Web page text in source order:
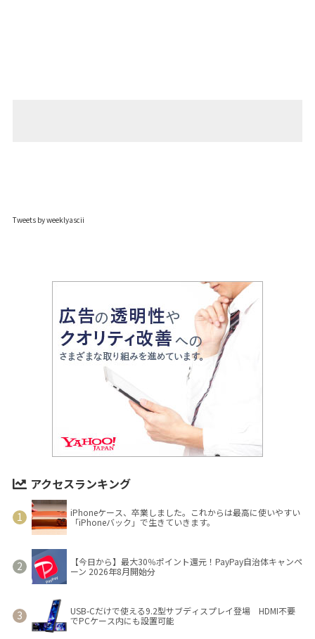
Tweets by weeklyascii
アクセスランキング
iPhoneケース、卒業しました。これからは最高に使いやすい
「iPhoneバック」で生きていきます。
【今日から】最大30％ポイント還元！PayPay自治体キャンペ
ーン 2026年8月開始分
USB-Cだけで使える9.2型サブディスプレイ登場 HDMI不要
でPCケース内にも設置可能